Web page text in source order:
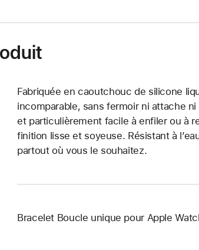
Fabriquée en caoutchouc de silicone
incomparable, sans fermoir ni attache
et particulièrement facile à enfiler ou à
finition lisse et soyeuse. Résistant à
partout où vous le souhaitez.
Bracelet Boucle unique pour Apple